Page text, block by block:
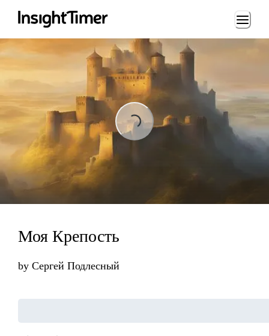
Loading...
Loading...
Моя Крепость
by Сергей Подлесный